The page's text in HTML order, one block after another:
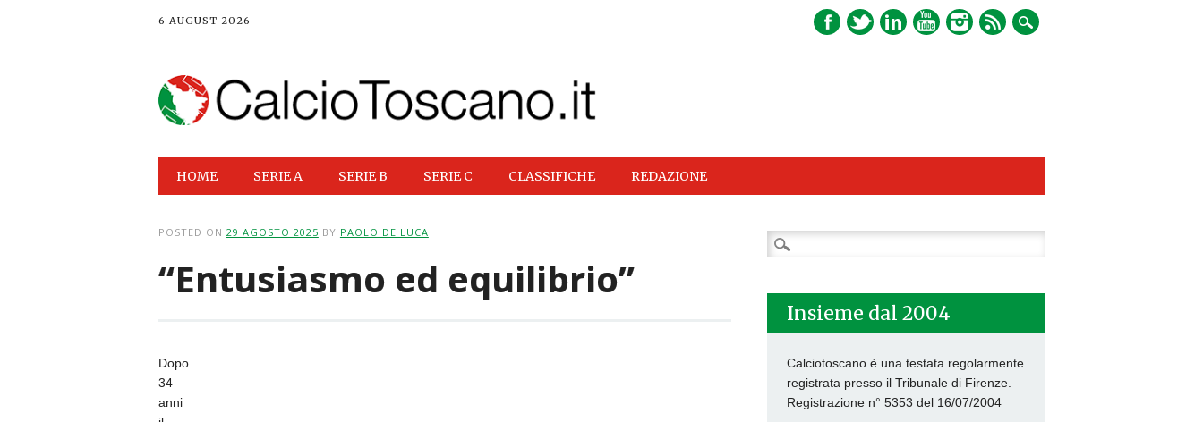
6 AUGUST 2026
Main menu
HOME SERIE A SERIE B SERIE C CLASSIFICHE REDAZIONE
POSTED ON 29 AGOSTO 2025 BY PAOLO DE LUCA
“Entusiasmo ed equilibrio”
Dopo
34
anni
Ricerca
per:
Insieme dal 2004
Calciotoscano è una testata regolarmente
registrata presso il Tribunale di Firenze.
Registrazione n° 5353 del 16/07/2004